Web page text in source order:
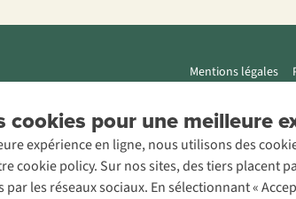
cookies pour une meilleure
expérience en ligne, nous utilisons des
cookie policy. Sur nos sites, des tiers placent
les réseaux sociaux. En sélectionnant «
Mentions légales